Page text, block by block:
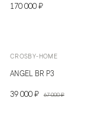
170 000 ₽
CROSBY-HOME
ANGEL BR P3
39 000 ₽ 67 000 ₽